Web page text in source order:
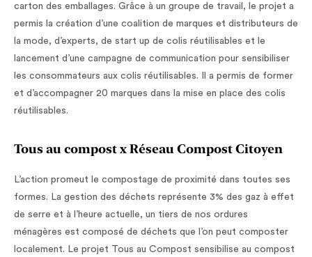
carton des emballages. Grâce à un groupe de travail, le projet a
permis la création d’une coalition de marques et distributeurs de
la mode, d’experts, de start up de colis réutilisables et le
lancement d’une campagne de communication pour sensibiliser
les consommateurs aux colis réutilisables. Il a permis de former
et d’accompagner 20 marques dans la mise en place des colis
réutilisables.
Tous au compost x Réseau Compost Citoyen
L’action promeut le compostage de proximité dans toutes ses
formes. La gestion des déchets représente 3% des gaz à effet
de serre et à l’heure actuelle, un tiers de nos ordures
ménagères est composé de déchets que l’on peut composter
localement. Le projet Tous au Compost sensibilise au compost